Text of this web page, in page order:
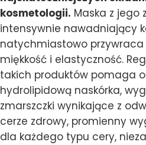
kosmetologii. Maska z jego
intensywnie nawadniający
natychmiastowo przywraca
miękkość i elastyczność.
takich produktów pomaga
hydrolipidową naskórka,
zmarszczki wynikające z
cerze zdrowy, promienny
dla każdego typu cery,